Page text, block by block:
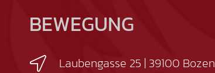
BEWEGUNG
Laubengasse 25 | 39100 Bozen